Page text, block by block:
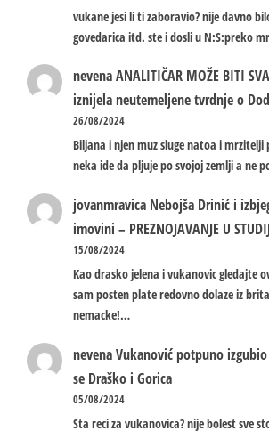
vukane jesi li ti zaboravio? nije davno
govedarica itd. ste i dosli u N:S:preko
nevenaANALITIČAR MOŽE BITI
iznijela neutemeljene tvrdnje o
26/08/2024
Biljana i njen muz sluge natoa i
neka ide da pljuje po svojoj zemlji a ne
jovanmravica Nebojša Drinić i
imovini – PREZNOJAVANJE U
15/08/2024
Kao drasko jelena i vukanovic gledajte
sam posten plate redovno dolaze iz
nemacke!…
nevenaVukanović potpuno
se Draško i Gorica
05/08/2024
Sta reci za vukanovica? nije bolest sve